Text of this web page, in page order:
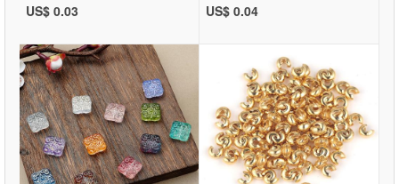
US$ 0.03 US$ 0.04